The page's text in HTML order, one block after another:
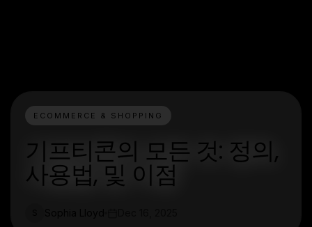
ECOMMERCE & SHOPPING
기프티콘의 모든 것: 정의,
사용법, 및 이점